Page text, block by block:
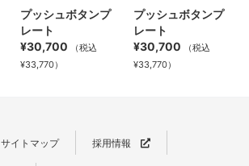
プッシュボタンプ
レート
¥30,700
（税込
¥33,770）
プッシュボタンプ
レート
¥30,700
（税込
¥33,770）
サイトマップ 採用情報